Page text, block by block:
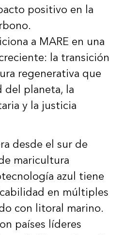
positivo en la
a MARE en una
la transición
regenerativa que
del planeta, la
y la justicia
desde el sur de
maricultura
azul tiene
en múltiples
con litoral marino.
países líderes